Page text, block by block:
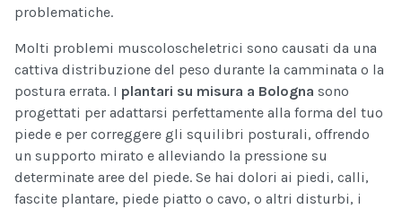
problematiche.
Molti problemi muscoloscheletrici sono causati da una
cattiva distribuzione del peso durante la camminata o la
postura errata. I plantari su misura a Bologna sono
progettati per adattarsi perfettamente alla forma del tuo
piede e per correggere gli squilibri posturali, offrendo
un supporto mirato e alleviando la pressione su
determinate aree del piede. Se hai dolori ai piedi, calli,
fascite plantare, piede piatto o cavo, o altri disturbi, i